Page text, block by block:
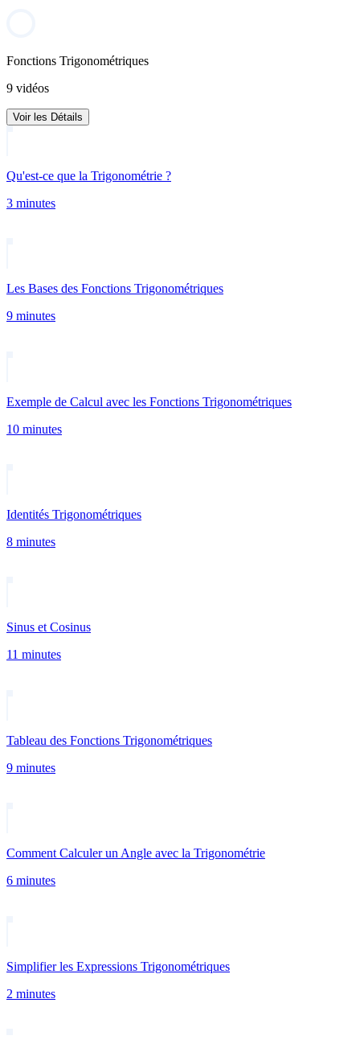
Fonctions Trigonométriques
9 vidéos
Voir les Détails
Qu'est-ce que la Trigonométrie ?
3 minutes
Les Bases des Fonctions Trigonométriques
9 minutes
Exemple de Calcul avec les Fonctions Trigonométriques
10 minutes
Identités Trigonométriques
8 minutes
Sinus et Cosinus
11 minutes
Tableau des Fonctions Trigonométriques
9 minutes
Comment Calculer un Angle avec la Trigonométrie
6 minutes
Simplifier les Expressions Trigonométriques
2 minutes